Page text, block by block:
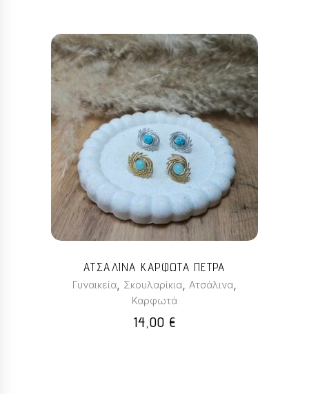
Αυτό
το
προϊόν
έχει
πολλαπλές
παραλλαγές.
Οι
επιλογές
να
επιλεγούν
στη
σελίδα
ΑΤΣΑΛΙΝΑ ΚΑΡΦΩΤΑ ΠΕΤΡΑ
Γυναικεία, Σκουλαρίκια, Ατσάλινα,
Καρφωτά
14,00 €